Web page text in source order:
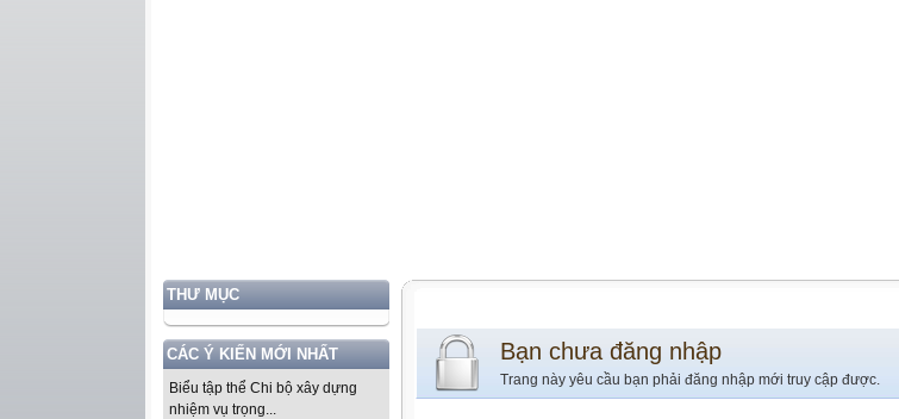
THƯ MỤC
CÁC Ý KIẾN MỚI NHẤT
Biểu tập thể Chi bộ xây dựng
nhiệm vụ trọng...
Bạn chưa đăng nhập
Trang này yêu cầu bạn phải đăng nhập mới truy cập được.